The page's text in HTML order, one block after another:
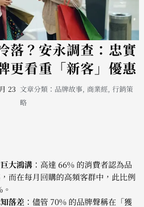
落？安永調查：忠實
更看重「新客」優惠
23 文章分類： 品牌故事, 商業經, 行銷策
略
大鴻溝 ：高達 66% 的消費者認為品
而在每月回購的高頻客群中，此比例
落差 ：儘管 70% 的品牌聲稱在「獲